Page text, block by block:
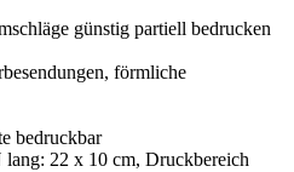
günstig partiell bedrucken
förmliche
bedruckbar
22 x 10 cm, Druckbereich